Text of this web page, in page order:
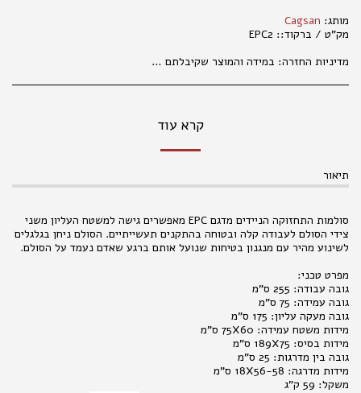
מותג: Cagsan
מק"ט / ברקוד:: EPC2
מדיניות החזרה: במידה והמוצר שקיבלתם אינו עונה על ציפיותיכם, פנו למחלקת קשרי לקוחות מרגע קבלת המשלוח (עד שני ימי עבודה), בכדי שנוכל לטפל בפנייתכם בהתאם לנהלים. 035177847 החלפת מוצרים אפשרית בפנייה טלפונית או בסניפי הרשת, באריזה המקורית בלבד ובשלמותם. במידה ויתגלו שינויים במחירי המוצרים, המחיר הקובע הוא המחיר המופיע בחנויות ובמרכז ההזמנות. המחיר הקטלוגי הנו למכירה בחנויות . במכירה מרחוק, יתווסף מחיר שילוח, כמפורט באתר האינטרנט. אין החזרות של נעליים . החלפת והחזרת מוצרים , , אפשרית באריזתם המקורית בלבד ובשלמותם תוך 14 ימים מיום הקניה. ברחוב מגן אברהם 3 תל אביב.
קרא עוד
תיאור
סולמות התחזוקה הניידים מדגם EPC מאפשרים גישה למשטח העליון משני
צידי הסולם לעבודה קלה ובטוחה בהתקנים תעשייתיים. הסולם ניחן בגלגלים
לשינוע מהיר עם מנגנון בטיחות שנועל אותם ברגע שאדם נעמד על הסולם.
מפרט טכני:
גובה עבודה: 255 ס"מ
גובה עמידה: 75 ס"מ
גובה מעקה עליון: 175 ס"מ
מידות משטח עמידה: 75X60 ס"מ
מידות בסיס: 189X75 ס"מ
גובה בין מדרגות: 25 ס"מ
מידות מדרגה: 18X56-58 ס"מ
משקל: 59 ק"ג